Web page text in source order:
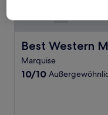
Best Western
Best Western
Marquise
10.0
10/10